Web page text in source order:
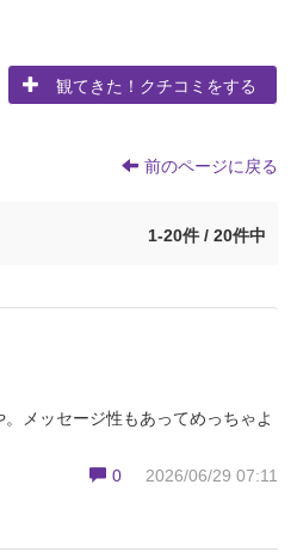
観てきた！クチコミをする
前のページに戻る
1-20件 / 20件中
メッセージ性もあってめっちゃよ
0
2026/06/29 07:11